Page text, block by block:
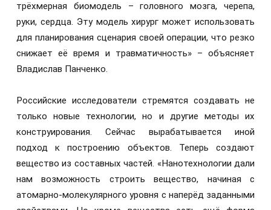
трёхмерная биомодель – головного мозга, черепа,
руки, сердца. Эту модель хирург может использовать
для планирования сценария своей операции, что резко
снижает её время и травматичность» – объясняет
Владислав Панченко.
Российские исследователи стремятся создавать не
только новые технологии, но и другие методы их
конструирования. Сейчас вырабатывается иной
подход к построению объектов. Теперь создают
вещество из составных частей. «Нанотехнологии дали
нам возможность строить вещество, начиная с
атомарно-молекулярного уровня с наперёд заданными